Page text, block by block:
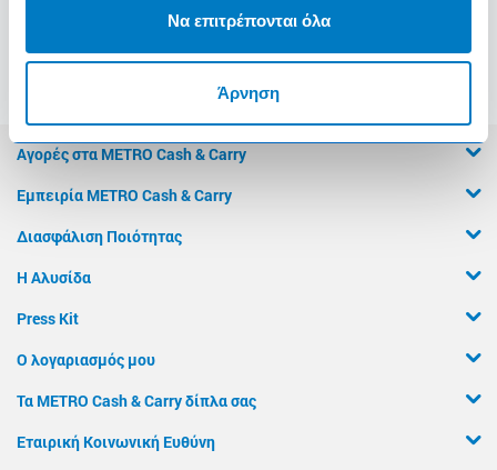
Να επιτρέπονται όλα
Άρνηση
Αγορές στα METRO Cash & Carry
Εμπειρία METRO Cash & Carry
Διασφάλιση Ποιότητας
Η Αλυσίδα
Press Kit
Ο λογαριασμός μου
Τα METRO Cash & Carry δίπλα σας
Εταιρική Κοινωνική Ευθύνη